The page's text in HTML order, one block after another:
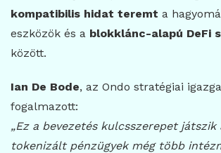
kompatibilis hidat teremt a
eszközök és a blokklánc-alapú DeFi
között.
Ian De Bode, az Ondo stratégiai
fogalmazott:
„Ez a bevezetés kulcsszerepet játszik
tokenizált pénzügyek még több